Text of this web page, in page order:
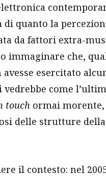
di quanto la
da fattori extra-
immaginare che,
avesse esercitato
vedrebbe come
touch ormai morente,
delle strutture
il contesto: nel